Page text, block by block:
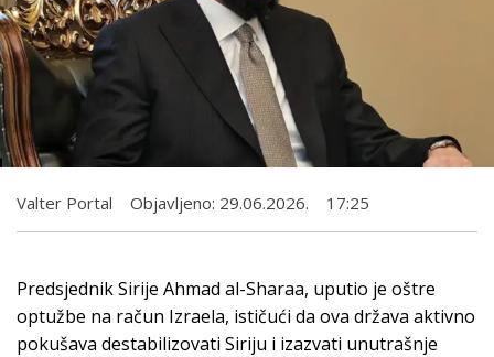
Valter Portal Objavljeno: 29.06.2026. 17:25
Predsjednik Sirije Ahmad al-Sharaa, uputio je oštre
optužbe na račun Izraela, ističući da ova država aktivno
pokušava destabilizovati Siriju i izazvati unutrašnje